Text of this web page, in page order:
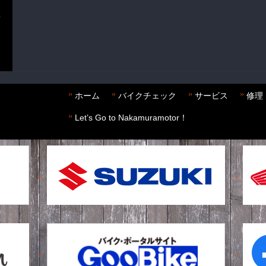
ホーム バイクチェック サービス 修理
Let’s Go to Nakamuramotor！